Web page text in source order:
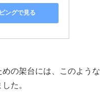
ングで見る
の架台には、このような
た。